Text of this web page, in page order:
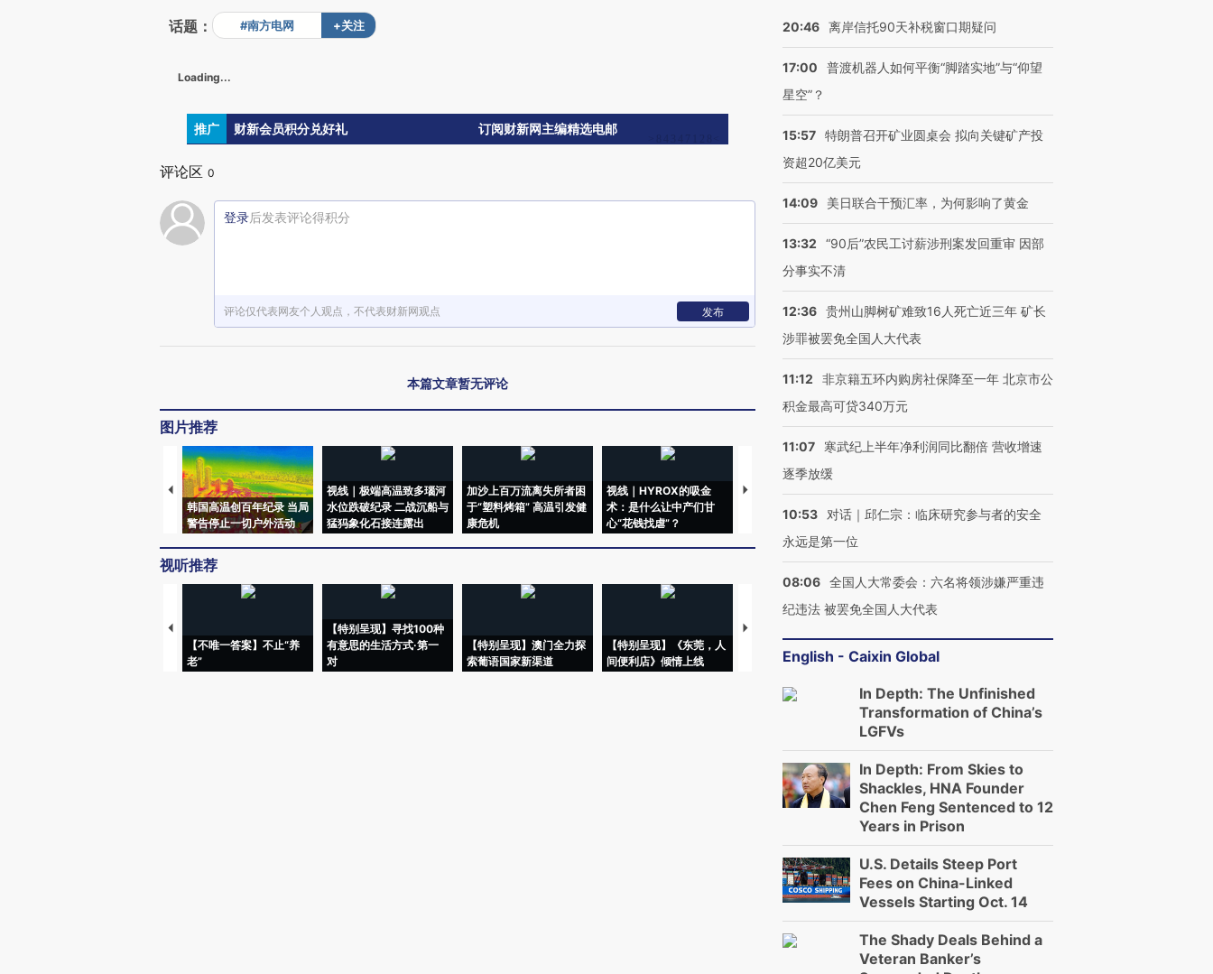
话题： #南方电网 +关注
Loading...
推广 财新会员积分兑好礼 订阅财新网主编精选电邮
评论区 0
登录后发表评论得积分
评论仅代表网友个人观点，不代表财新网观点 发布
本篇文章暂无评论
图片推荐
韩国高温创百年纪录 当局
警告停止一切户外活动
视线｜极端高温致多瑙河
水位跌破纪录 二战沉船与
猛犸象化石接连露出
加沙上百万流离失所者困
于“塑料烤箱” 高温引发健
康危机
视线｜HYROX的吸金
术：是什么让中产们甘
心“花钱找虐”？
马航飞行员跨国走私7万
粒摇头丸 尿检体内含3种
视线｜被称为“蟑螂”的印
度Z世代 用街头抗争将教
育部长拱下台
视线｜“入侵”还是“人道危
机”？难民潮撕裂西班牙
飞地休达
视听推荐
【不唯一答案】不止“养
老”
【特别呈现】寻找100种
有意思的生活方式·第一
对
【特别呈现】澳门全力探
索葡语国家新渠道
【特别呈现】《东莞，人
间便利店》倾情上线
【推广】走进第四届链博
对
20:46 离岸信托90天补税窗口期疑问
17:00
普渡机器人如何平衡“脚踏实地”与“仰望
星空”？
15:57 特朗普召开矿业圆桌会 拟向关键矿产投
资超20亿美元
14:09 美日联合干预汇率，为何影响了黄金
13:32
“90后”农民工讨薪涉刑案发回重审 因部
分事实不清
12:36 贵州山脚树矿难致16人死亡近三年 矿长
涉罪被罢免全国人大代表
11:12
非京籍五环内购房社保降至一年 北京市公
积金最高可贷340万元
11:07
寒武纪上半年净利润同比翻倍 营收增速
逐季放缓
10:53
对话｜邱仁宗：临床研究参与者的安全
永远是第一位
08:06 全国人大常委会：六名将领涉嫌严重违
纪违法 被罢免全国人大代表
English - Caixin Global
In Depth: The Unfinished
Transformation of China’s
LGFVs
In Depth: From Skies to
Shackles, HNA Founder
Chen Feng Sentenced to 12
Years in Prison
U.S. Details Steep Port
Fees on China-Linked
Vessels Starting Oct. 14
The Shady Deals Behind a
Veteran Banker’s